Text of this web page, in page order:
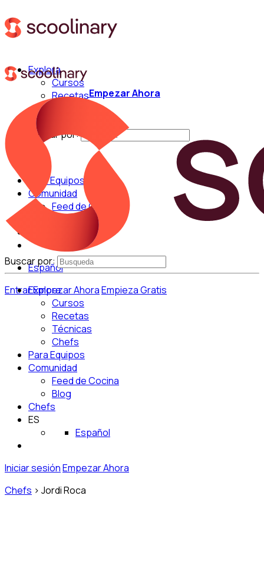
Explora
Cursos
Recetas
Buscar por:
Para Equipos
Comunidad
Feed de Cocina
Español
EntrarEmpezar AhoraEmpieza Gratis
Empezar Ahora
Buscar por:
Explora
Cursos
Recetas
Técnicas
Chefs
Para Equipos
Comunidad
Feed de Cocina
Blog
Chefs
ES
Español
Iniciar sesiónEmpezar Ahora
Chefs > Jordi Roca